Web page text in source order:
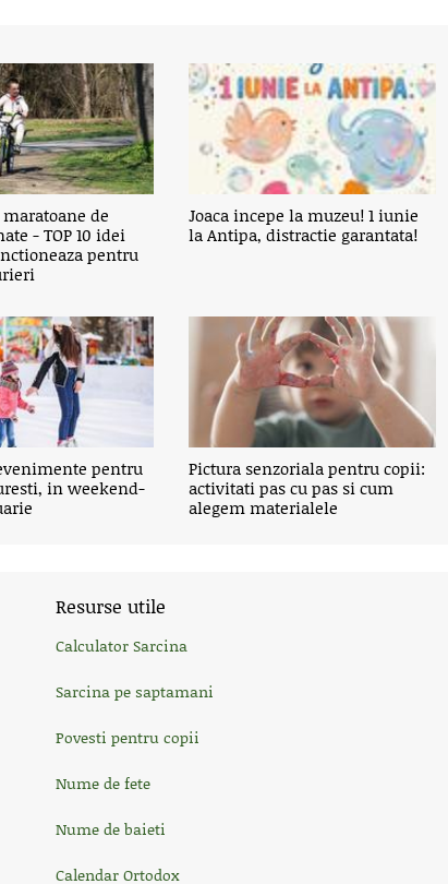
de
- TOP 10 idei
pentru
Joaca incepe la muzeu! 1 iunie
la Antipa, distractie garantata!
pentru
in weekend-
Pictura senzoriala pentru copii:
activitati pas cu pas si cum
alegem materialele
Resurse utile
Calculator Sarcina
Sarcina pe saptamani
Povesti pentru copii
Nume de fete
Nume de baieti
Calendar Ortodox